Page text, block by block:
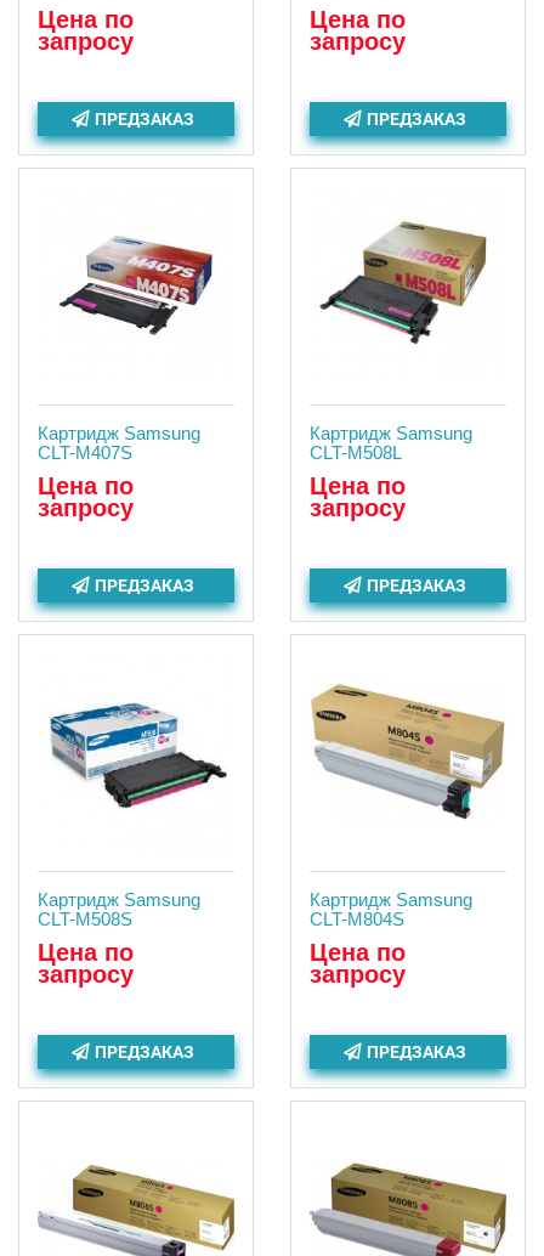
Цена по
запросу
ПРЕДЗАКАЗ
Цена по
запросу
ПРЕДЗАКАЗ
Картридж Samsung
CLT-M407S
Цена по
запросу
ПРЕДЗАКАЗ
Картридж Samsung
CLT-M508L
Цена по
запросу
ПРЕДЗАКАЗ
Картридж Samsung
CLT-M508S
Цена по
запросу
ПРЕДЗАКАЗ
Картридж Samsung
CLT-M804S
Цена по
запросу
ПРЕДЗАКАЗ